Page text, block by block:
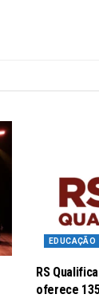
EDUCAÇÃO
RS
oferece